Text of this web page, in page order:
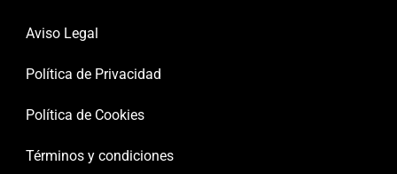
Aviso Legal
Política de Privacidad
Política de Cookies
Términos y condiciones